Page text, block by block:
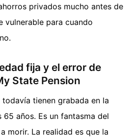
privados mucho antes de
vulnerable para cuando
fija y el error de
State Pension
tienen grabada en la
años. Es un fantasma del
morir. La realidad es que la